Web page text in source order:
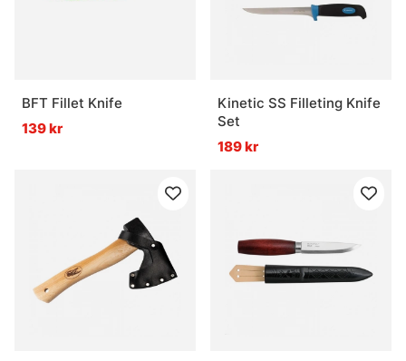
BFT Fillet Knife
139 kr
Kinetic SS Filleting Knife
Set
189 kr